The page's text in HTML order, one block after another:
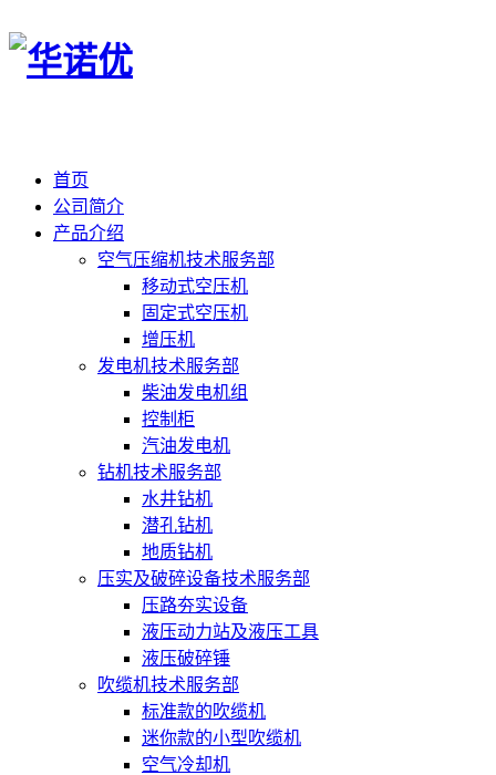
首页
公司简介
产品介绍
空气压缩机技术服务部
移动式空压机
固定式空压机
增压机
发电机技术服务部
柴油发电机组
控制柜
汽油发电机
钻机技术服务部
水井钻机
潜孔钻机
地质钻机
压实及破碎设备技术服务部
压路夯实设备
液压动力站及液压工具
液压破碎锤
吹缆机技术服务部
标准款的吹缆机
迷你款的小型吹缆机
空气冷却机